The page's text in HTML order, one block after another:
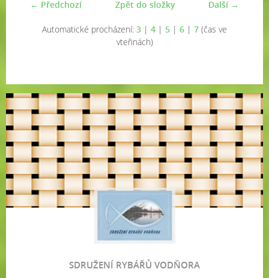
← Předchozí Další →
Zpět do složky
Automatické procházení: 3 | 4 | 5 | 6 | 7 (čas ve
vteřinách)
SDRUŽENÍ RYBÁŘŮ VODŇORA